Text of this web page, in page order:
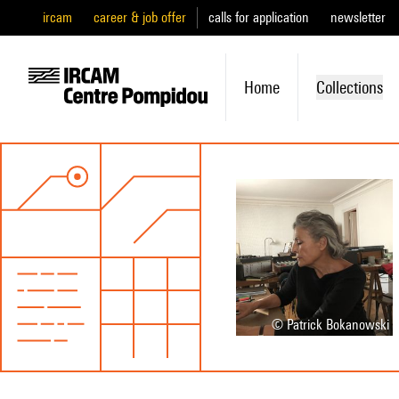
ircam career & job offer calls for application newsletter
Home Collections
© Patrick Bokanowski